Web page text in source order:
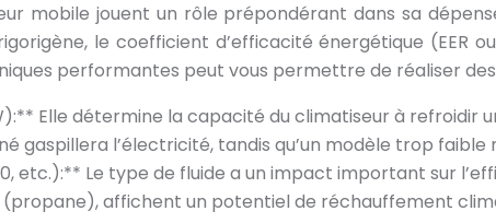
mobile jouent un rôle prépondérant dans sa
le coefficient d’efficacité énergétique (EER
performantes peut vous permettre de réaliser
Elle détermine la capacité du climatiseur à refroidir
gaspillera l’électricité, tandis qu’un modèle trop
etc.):** Le type de fluide a un impact important sur
affichent un potentiel de réchauffement